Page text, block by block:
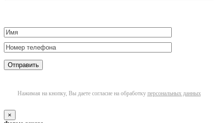
Нажимая на кнопку, Вы даете согласие на обработку персональных данных
×